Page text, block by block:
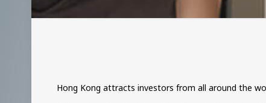
Hong Kong attracts investors from all around the